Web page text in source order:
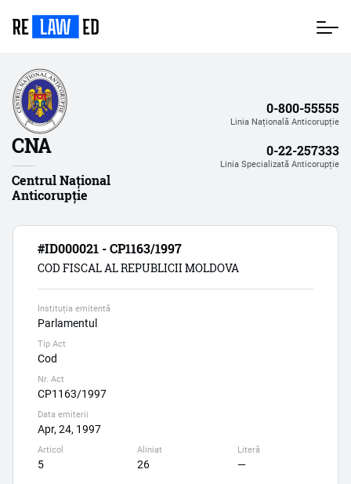
CNA
Centrul Național
Anticorupție
0-800-55555
Linia Națională Anticorupție
0-22-257333
Linia Specializată Anticorupție
#ID000021 - CP1163/1997
COD FISCAL AL REPUBLICII MOLDOVA
Instituția emitentă
Parlamentul
Tip Act
Cod
Nr. Act
CP1163/1997
Data emiterii
Apr, 24, 1997
Articol
5
Aliniat
26
Literă
—